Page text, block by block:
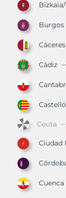
Bizkaia/
Burgos
Cáceres
Cádiz
Ceuta
Ciudad
Cuenca